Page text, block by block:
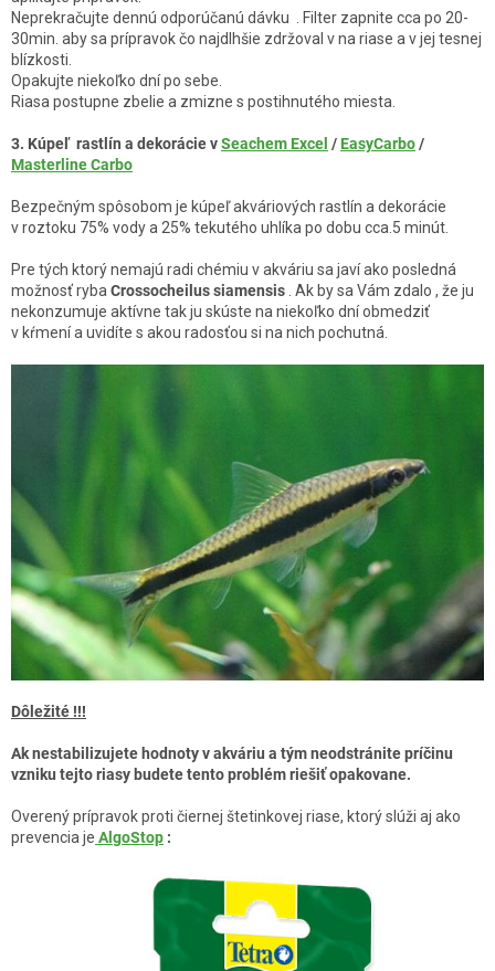
Neprekračujte dennú odporúčanú dávku . Filter zapnite cca po 20-
30min. aby sa prípravok čo najdlhšie zdržoval v na riase a v jej tesnej
blízkosti.
Opakujte niekoľko dní po sebe.
Riasa postupne zbelie a zmizne s postihnutého miesta.
3. Kúpeľ rastlín a dekorácie vSeachem Excel / EasyCarbo/
Masterline Carbo
Bezpečným spôsobom je kúpeľ akváriových rastlín a dekorácie
v roztoku 75% vody a 25% tekutého uhlíka po dobu cca.5 minút.
Pre tých ktorý nemajú radi chémiu v akváriu sa javí ako posledná
možnosť rybaCrossocheilus siamensis . Ak by sa Vám zdalo , že ju
nekonzumuje aktívne tak ju skúste na niekoľko dní obmedziť
v kŕmení a uvidíte s akou radosťou si na nich pochutná.
Dôležité !!!
Ak nestabilizujete hodnoty v akváriu a tým neodstránite príčinu
vzniku tejto riasy budete tento problém riešiť opakovane.
Overený prípravok proti čiernej štetinkovej riase, ktorý slúži aj ako
prevencia je AlgoStop :